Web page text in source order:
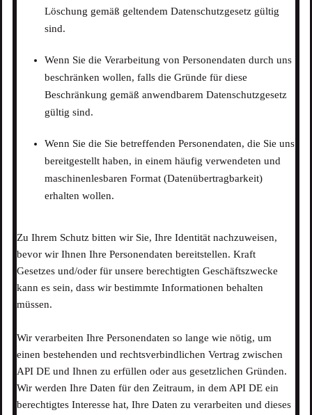
Löschung gemäß geltendem Datenschutzgesetz gültig
sind.
Wenn Sie die Verarbeitung von Personendaten durch uns
beschränken wollen, falls die Gründe für diese
Beschränkung gemäß anwendbarem Datenschutzgesetz
gültig sind.
Wenn Sie die Sie betreffenden Personendaten, die Sie uns
bereitgestellt haben, in einem häufig verwendeten und
maschinenlesbaren Format (Datenübertragbarkeit)
erhalten wollen.
Zu Ihrem Schutz bitten wir Sie, Ihre Identität nachzuweisen,
bevor wir Ihnen Ihre Personendaten bereitstellen. Kraft
Gesetzes und/oder für unsere berechtigten Geschäftszwecke
kann es sein, dass wir bestimmte Informationen behalten
müssen.
Wir verarbeiten Ihre Personendaten so lange wie nötig, um
einen bestehenden und rechtsverbindlichen Vertrag zwischen
API DE und Ihnen zu erfüllen oder aus gesetzlichen Gründen.
Wir werden Ihre Daten für den Zeitraum, in dem API DE ein
berechtigtes Interesse hat, Ihre Daten zu verarbeiten und dieses